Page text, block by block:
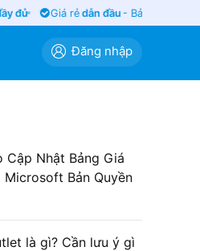
Giá rẻdẫn đầu- Bảo hành
Đăng nhập
Cập Nhật Bảng Giá
Microsoft Bản Quyền
là gì? Cần lưu ý gì